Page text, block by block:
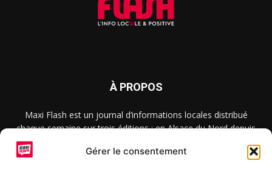
Gérer le consentement
À PROPOS
Maxi Flash est un journal d’informations locales distribué
chaque semaine sur trois éditions : en Alsace du Nord depuis
2015, dans les secteurs d’Obernai-Molsheim-Erstein depuis
2022, et à Colmar, Vignoble et Plaine depuis 2023.